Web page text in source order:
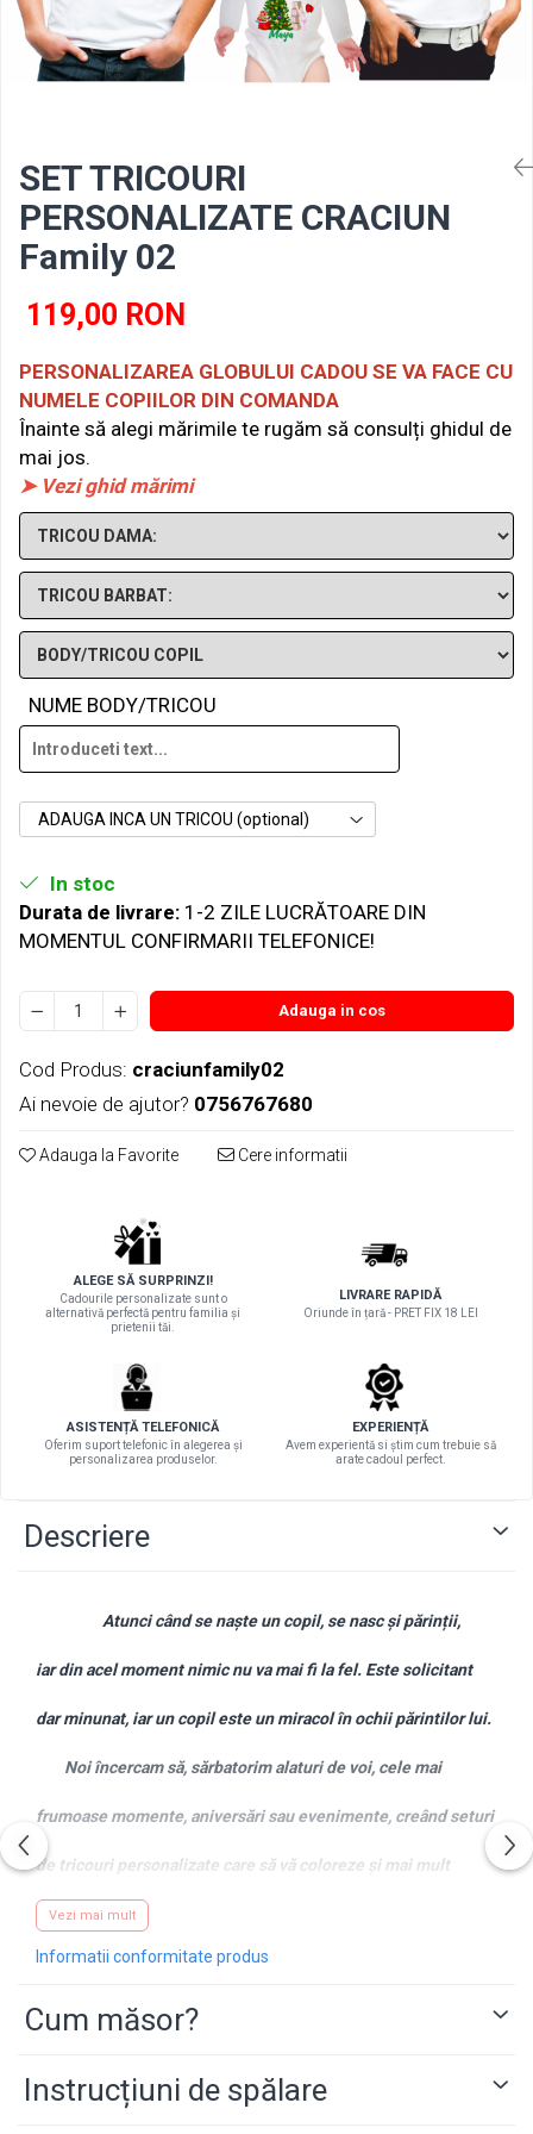
SET TRICOURI
PERSONALIZATE CRACIUN
Family 02
119,00 RON
PERSONALIZAREA GLOBULUI CADOU SE VA FACE CU
NUMELE COPIILOR DIN COMANDA
Înainte să alegi mărimile te rugăm să consulți ghidul de
mai jos.
➤ Vezi ghid mărimi
NUME BODY/TRICOU
ADAUGA INCA UN TRICOU (optional)
In stoc
Durata de livrare: 1-2 ZILE LUCRĂTOARE DIN
MOMENTUL CONFIRMARII TELEFONICE!
Adauga in cos
Cod Produs: craciunfamily02
Ai nevoie de ajutor? 0756767680
Adauga la Favorite Cere informatii
ALEGE SĂ SURPRINZI!
Cadourile personalizate sunt o
alternativă perfectă pentru familia și
prietenii tăi.
LIVRARE RAPIDĂ
Oriunde în țară - PRET FIX 18 LEI
ASISTENȚĂ TELEFONICĂ
Oferim suport telefonic în alegerea și
personalizarea produselor.
EXPERIENȚĂ
Avem experientă si știm cum trebuie să
arate cadoul perfect.
Descriere
Atunci când se naște un copil, se nasc și părinții,
iar din acel moment nimic nu va mai fi la fel. Este solicitant
dar minunat, iar un copil este un miracol în ochii părintilor lui.
Noi încercam să, sărbatorim alaturi de voi, cele mai
frumoase momente, aniversări sau evenimente, creând seturi
de tricouri personalizate care să vă coloreze și mai mult
această noua viață, în această nouă formulă, de familie.
Desigur, dacă ai o idee, și doresti un alt mesaj sau alte
animații pe tricouri, nu ezita să ne contactezi pe pe
CARACTERISTICI PRINT
Vezi mai mult
Informatii conformitate produs
Cum măsor?
Instrucțiuni de spălare